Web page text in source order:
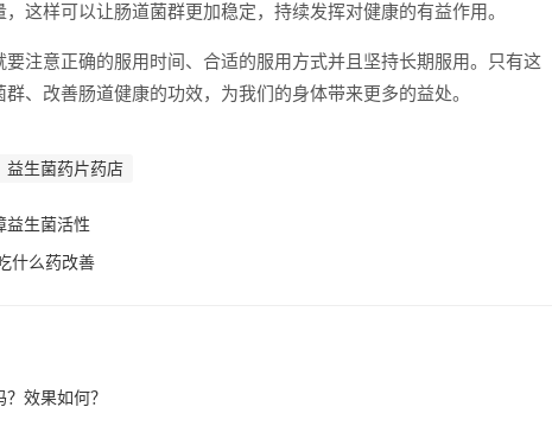
这样可以让肠道菌群更加稳定，持续发挥对健康的有益作用。
注意正确的服用时间、合适的服用方式并且坚持长期服用。只有这
、改善肠道健康的功效，为我们的身体带来更多的益处。
益生菌药片药店
益生菌活性
什么药改善
效果如何？